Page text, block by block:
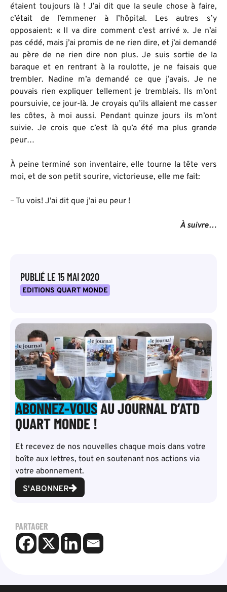
PUBLIÉ LE 15 MAI 2020
EDITIONS QUART MONDE
ABONNEZ-VOUSAU JOURNAL D’ATD
QUART MONDE !
Et recevez de nos nouvelles chaque mois dans votre
boîte aux lettres, tout en soutenant nos actions via
votre abonnement.
S'ABONNER
étaient toujours là ! J’ai dit que la seule chose à faire,
c’était de l’emmener à l’hôpital. Les autres s’y
opposaient: « Il va dire comment c’est arrivé ». Je n’ai
pas cédé, mais j’ai promis de ne rien dire, et j’ai demandé
au père de ne rien dire non plus. Je suis sortie de la
baraque et en rentrant à la roulotte, je ne faisais que
trembler. Nadine m’a demandé ce que j’avais. Je ne
pouvais rien expliquer tellement je tremblais. Ils m’ont
poursuivie, ce jour-là. Je croyais qu’ils allaient me casser
les côtes, à moi aussi. Pendant quinze jours ils m’ont
suivie. Je crois que c’est là qu’a été ma plus grande
peur…
À peine terminé son inventaire, elle tourne la tête vers
moi, et de son petit sourire, victorieuse, elle me fait:
– Tu vois! J’ai dit que j’ai eu peur !
À suivre…
PARTAGER